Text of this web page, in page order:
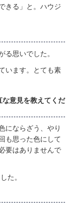
きる」と。ハウジ
思いでした。
います。とても素
意見を教えてくだ
にならざう、やり
も思った色にして
要はありませんで
た。